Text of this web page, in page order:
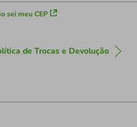
sei meu CEP
de Trocas e Devolução